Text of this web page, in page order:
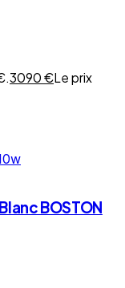
3090€Le prix
BOSTON